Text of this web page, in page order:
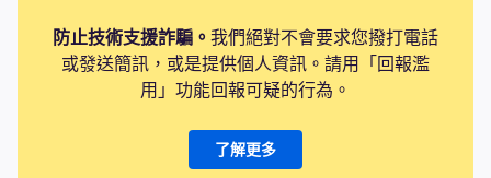
防止技術支援詐騙。 我們絕對不會要求您撥打電話
或發送簡訊，或是提供個人資訊。請用「回報濫
用」功能回報可疑的行為。
了解更多